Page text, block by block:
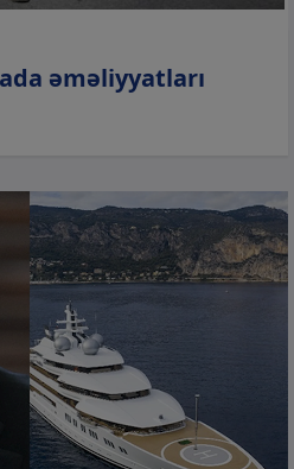
əməliyyatları